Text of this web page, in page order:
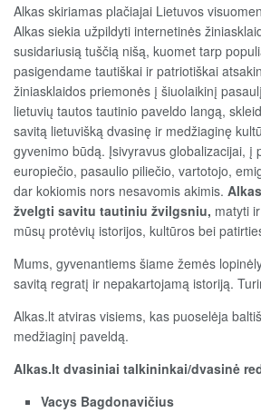
Alkas skiriamas plačiajai Lietuvos
Alkas siekia užpildyti internetinės
susidariusią tuščią nišą, kuomet tarp
pasigendame tautiškai ir patriotiškai
žiniasklaidos priemonės į šiuolaikinį
lietuvių tautos tautinio paveldo langą,
savitą lietuvišką dvasinę ir medžiaginę
gyvenimo būdą. Įsivyravus globalizacijai, į
europiečio, pasaulio piliečio, vartotojo,
dar kokiomis nors nesavomis akimis.
žvelgti savitu tautiniu žvilgsniu, matyti
mūsų protėvių istorijos, kultūros bei
Mums, gyvenantiems šiame žemės
savitą regratį ir nepakartojamą istoriją.
Alkas.lt atviras visiems, kas puoselėja
medžiaginį paveldą.
Alkas.lt dvasiniai talkininkai/dvasinė
Vacys Bagdonavičius